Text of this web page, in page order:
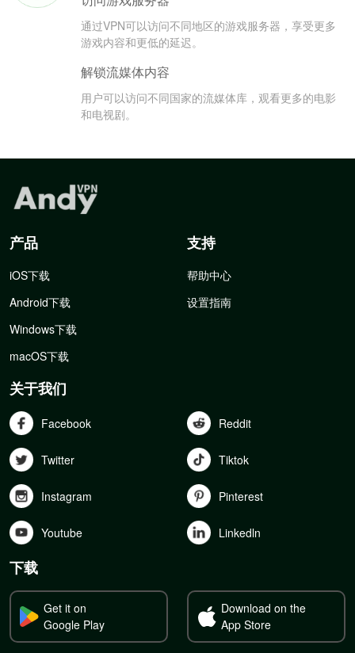
通过VPN可以访问不同地区的游戏服务器，享受更多
游戏内容和更低的延迟。
解锁流媒体内容
用户可以访问不同国家的流媒体库，观看更多的电影
和电视剧。
产品
iOS下载
Android下载
Windows下载
macOS下载
支持
帮助中心
设置指南
关于我们
Facebook Reddit
Twitter Tiktok
Instagram Pinterest
Youtube Linkedln
下载
Get it on
Google Play
Download on the
App Store